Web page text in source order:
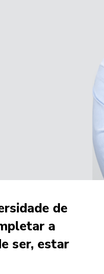
de
a
ser, estar